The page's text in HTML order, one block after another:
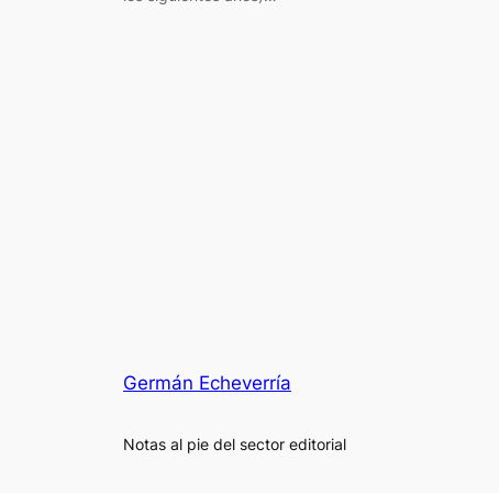
Germán Echeverría
Notas al pie del sector editorial